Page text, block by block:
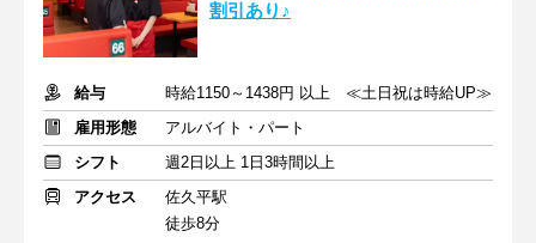
割引あり♪
給与
時給1150～1438円 以上 ≪土日祝は時給UP≫
雇用形態
アルバイト・パート
シフト
週2日以上 1日3時間以上
アクセス
佐久平駅
徒歩8分